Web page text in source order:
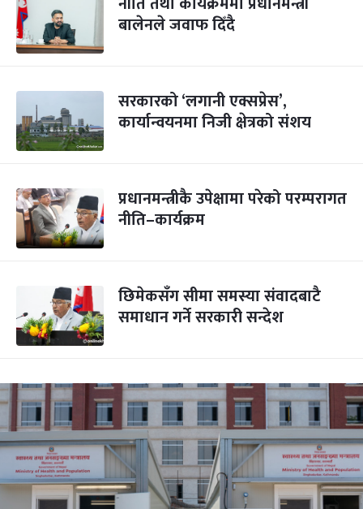
बालेनले जवाफ दिँदै
सरकारको ‘लगानी एक्सप्रेस’,
कार्यान्वयनमा निजी क्षेत्रको संशय
प्रधानमन्त्रीकै उपेक्षामा परेको परम्परागत
नीति–कार्यक्रम
छिमेकसँग सीमा समस्या संवादबाटै
समाधान गर्ने सरकारी सन्देश